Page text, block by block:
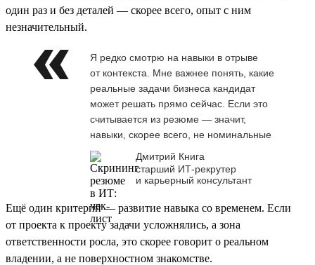
один раз и без деталей — скорее всего, опыт с ним
незначительный.
Я редко смотрю на навыки в отрыве
от контекста. Мне важнее понять, какие
реальные задачи бизнеса кандидат
может решать прямо сейчас. Если это
считывается из резюме — значит,
навыки, скорее всего, не номинальные
Дмитрий Книга
старший ИТ-рекрутер
и карьерный консультант
Ещё один критерий — развитие навыка со временем. Если
от проекта к проекту задачи усложнялись, а зона
ответственности росла, это скорее говорит о реальном
владении, а не поверхностном знакомстве.